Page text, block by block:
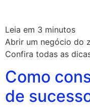
Leia em 3 minutos
Abrir um negócio do
Confira todas as
Como
de